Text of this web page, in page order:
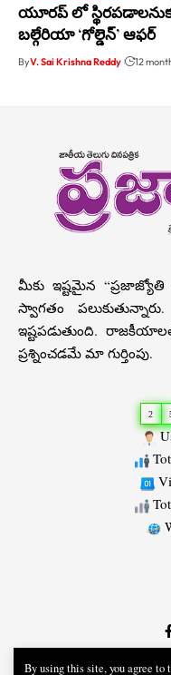
By using this site, you agree to
యూరప్ లో
బల్గేరియా ‘గోల్డెన్’ ఆఫర్
ByV. Sai Krishna Reddy 12
మీకు ఇష్టమైన “ప్రజాజ్యోతి
స్వాగతం
ఇష్టపడుతుంది.
ప్రశ్నించడమే మా గుర్తింపు.
2